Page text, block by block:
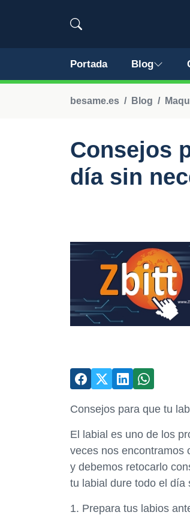
Portada Blog
besame.es Blog
Consejos
día sin
Consejos para que tu
El labial es uno de los
veces nos encontramos
y debemos retocarlo
tu labial dure todo el día
1. Prepara tus labios